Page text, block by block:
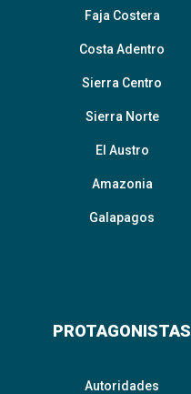
Faja Costera
Costa Adentro
Sierra Centro
Sierra Norte
El Austro
Amazonia
Galapagos
PROTAGONISTAS
Autoridades